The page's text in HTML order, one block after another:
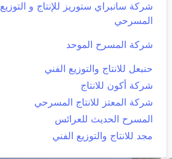
شركة سانبراي ستوريز للإنتاج و التوزيع
المسرحي
شركة المسرح الموحد
حنبعل للانتاج والتوزيع الفني
شركة أكون للانتاج
شركة المعتز للانتاج المسرحي
المسرح الحديث للعرائس
مجد للانتاج والتوزيع الفني